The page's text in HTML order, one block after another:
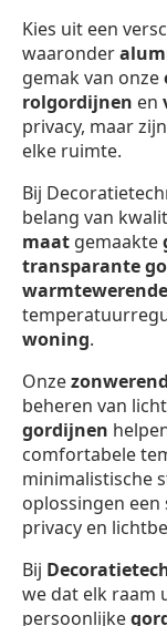
Kies uit een
waaronder
gemak van onze
rolgordijnen en
privacy, maar
elke ruimte.
Bij
belang van
maat gemaakte
transparante
woning.
Onze
beheren van
gordijnen
comfortabele
minimalistische
oplossingen
privacy en
Bij
we dat elk raam
persoonlijke